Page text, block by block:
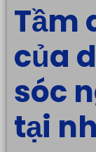
Tầm
của
sóc
tại